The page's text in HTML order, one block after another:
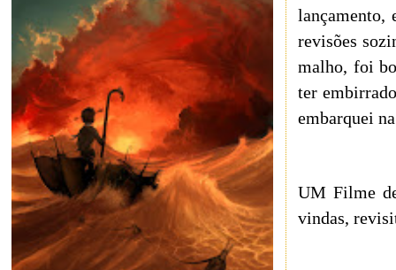
lançamento,
revisões
malho, foi
ter
embarquei
UM Filme
vindas,